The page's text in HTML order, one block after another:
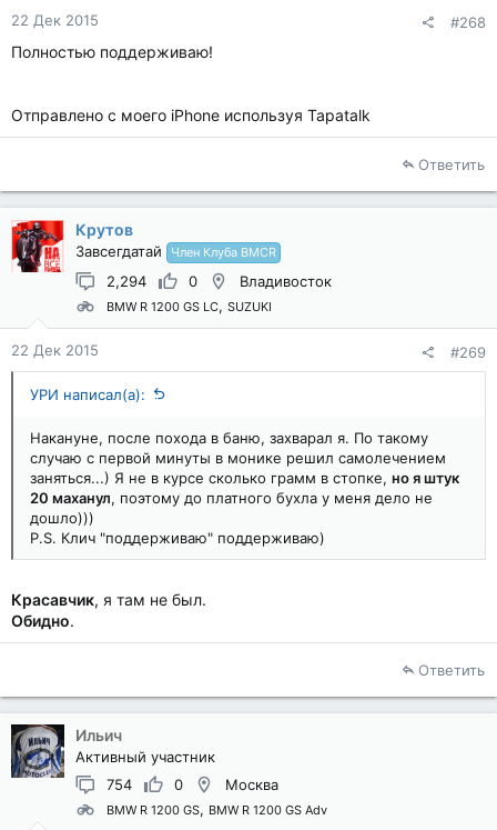
22 Дек 2015 #268
Полностью поддерживаю!
Отправлено с моего iPhone используя Tapatalk
Ответить
Крутов
Завсегдатай Член Клуба BMCR
2,294 0 Владивосток
BMW R 1200 GS LC SUZUKI
22 Дек 2015 #269
УРИ написал(а):
Накануне, после похода в баню, захварал я. По такому
случаю с первой минуты в монике решил самолечением
заняться...) Я не в курсе сколько грамм в стопке, но я штук
20 маханул, поэтому до платного бухла у меня дело не
дошло)))
P.S. Клич "поддерживаю" поддерживаю)
Красавчик, я там не был.
Обидно.
Ответить
Ильич
Активный участник
754
0 Москва
BMW R 1200 GS BMW R 1200 GS Adv